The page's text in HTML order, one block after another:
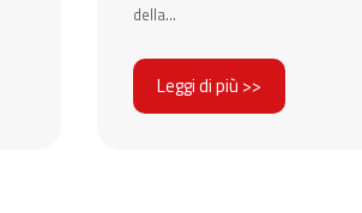
della...
Leggi di più >>